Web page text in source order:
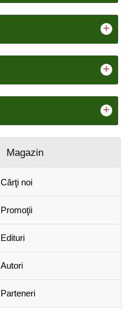
+
+
+
Magazin
Cărţi noi
Promoţii
Edituri
Autori
Parteneri